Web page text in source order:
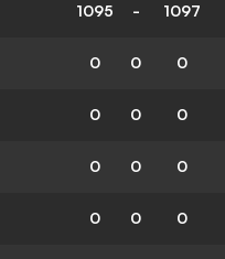
1095 - 1097
0 0 0
0 0 0
0 0 0
0 0 0